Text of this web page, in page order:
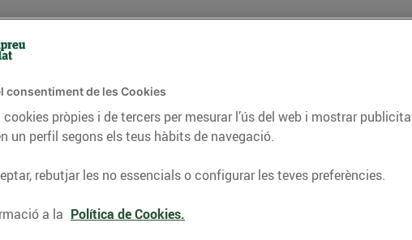
consells nutricionals, informació d’actualitat sobre
del nostre territori i molts altres temes.
CONSELLS I HÀBITS SALUDABLES
consentiment de les Cookies
pròpies i de tercers per mesurar l’ús del web i mostrar
un perfil segons els teus hàbits de navegació.
rebutjar les no essencials o configurar les teves preferències.
a la Política de Cookies.